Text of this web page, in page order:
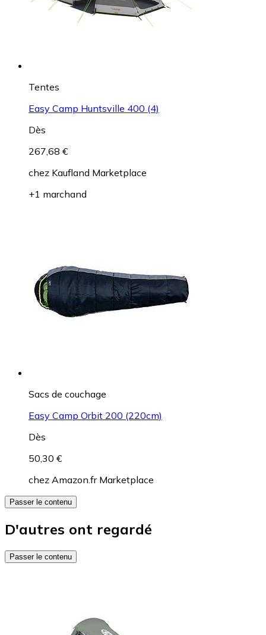
Tentes
Easy Camp Huntsville 400 (4)
Dès
267,68 €
chez Kaufland Marketplace
+1 marchand
Sacs de couchage
Easy Camp Orbit 200 (220cm)
Dès
50,30 €
chez Amazon.fr Marketplace
Passer le contenu
D'autres ont regardé
Passer le contenu